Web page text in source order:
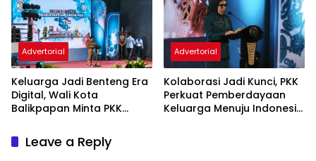
Advertorial
Keluarga Jadi Benteng Era
Digital, Wali Kota
Balikpapan Minta PKK
Karakter Generasi Muda
Advertorial
Kolaborasi Jadi Kunci, PKK
Perkuat Pemberdayaan
Keluarga Menuju Indonesia
Leave a Reply